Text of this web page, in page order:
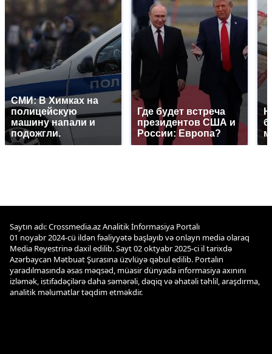
СМИ: В Химках на
полицейскую
машину напали и
подожгли.
Где будет встреча
президентов США и
России: Европа?
Saytın adı: Crossmedia.az Analitik İnformasiya Portalı
01 noyabr 2024-cü ildən fəaliyyətə başlayıb və onlayn media olaraq
Media Reyestrinə daxil edilib. Sayt 02 oktyabr 2025-ci il tarixdə
Azərbaycan Mətbuat Şurasına üzvlüyə qəbul edilib. Portalın
yaradılmasında əsas məqsəd, müasir dünyada informasiya axınını
izləmək, istifadəçilərə daha səmərəli, dəqiq və əhatəli təhlil, araşdırma,
analitik məlumatlar təqdim etməkdir.